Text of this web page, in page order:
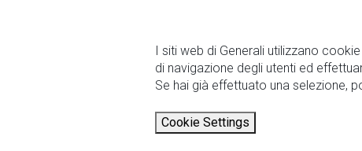
I siti web di Generali utilizzano
di navigazione degli utenti ed
Se hai già effettuato una selezione,
Cookie Settings